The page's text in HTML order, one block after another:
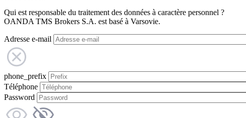
Qui est responsable du traitement des données à caractère personnel ?
OANDA TMS Brokers S.A. est basé à Varsovie.
Adresse e-mail
phone_prefix
Téléphone
Password